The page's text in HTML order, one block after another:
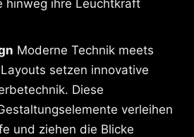
hinweg ihre Leuchtkraft
Moderne Technik meets
setzen innovative
Diese
verleihen
und ziehen die Blicke